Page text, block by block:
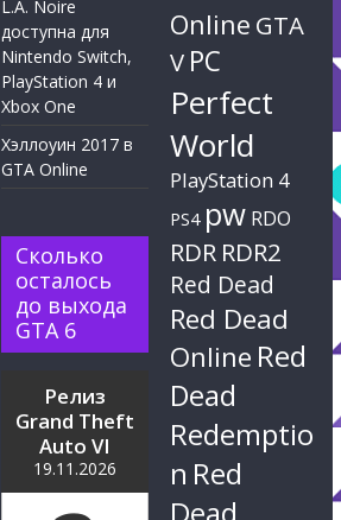
L.A. Noire
доступна для
Nintendo Switch,
PlayStation 4 и
Xbox One
Хэллоуин 2017 в
GTA Online
Сколько
осталось
до выхода
GTA 6
Релиз
Grand Theft
Auto VI
19.11.2026
Online GTA
V PC
Perfect
World
PlayStation 4
PS4 pw RDO
RDR RDR2
Red Dead
Red Dead
Online Red
Dead
Redemptio
n Red